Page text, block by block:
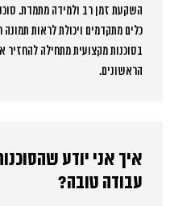
השקעת זמן רב ולמידה מתמדת.
כלים מתקדמים ויכולת לראות
בסוכנות מקצועית מתחילה
הראשונים.
איך אני יודע
עבודה טובה?